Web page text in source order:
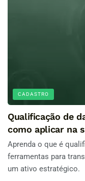
CADASTRO
Qualificação de
como aplicar na
Aprenda o que é
ferramentas para
um ativo estratégico.